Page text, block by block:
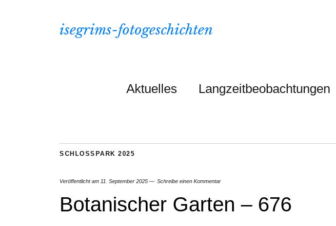
isegrims-fotogeschichten
Aktuelles Langzeitbeobachtungen
SCHLOSSPARK 2025
Veröffentlicht am 11. September 2025 Schreibe einen Kommentar
Botanischer Garten – 676